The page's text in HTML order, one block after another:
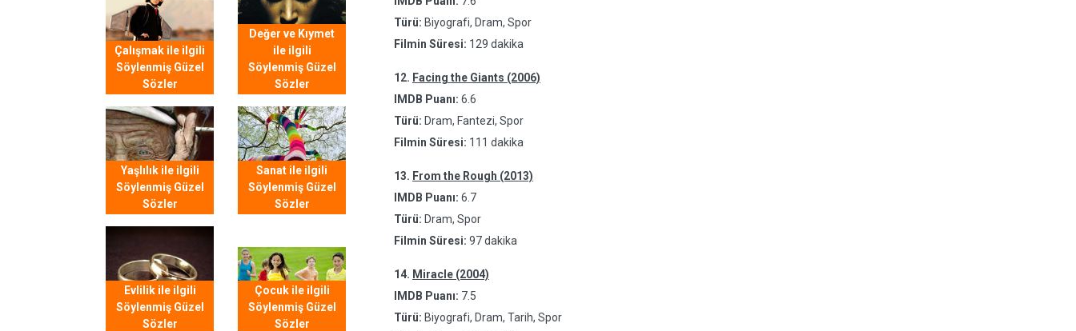
Çalışmak ile ilgili
Söylenmiş Güzel
Sözler
Değer ve Kıymet
ile ilgili
Söylenmiş Güzel
Sözler
Yaşlılık ile ilgili
Söylenmiş Güzel
Sözler
Sanat ile ilgili
Söylenmiş Güzel
Sözler
Evlilik ile ilgili
Söylenmiş Güzel
Sözler
Çocuk ile ilgili
Söylenmiş Güzel
Sözler
Türü: Biyografi, Dram, Spor
Filmin Süresi: 129 dakika
12. Facing the Giants (2006)
IMDB Puanı: 6.6
Türü: Dram, Fantezi, Spor
Filmin Süresi: 111 dakika
13. From the Rough (2013)
IMDB Puanı: 6.7
Türü: Dram, Spor
Filmin Süresi: 97 dakika
14. Miracle (2004)
IMDB Puanı: 7.5
Türü: Biyografi, Dram, Tarih, Spor